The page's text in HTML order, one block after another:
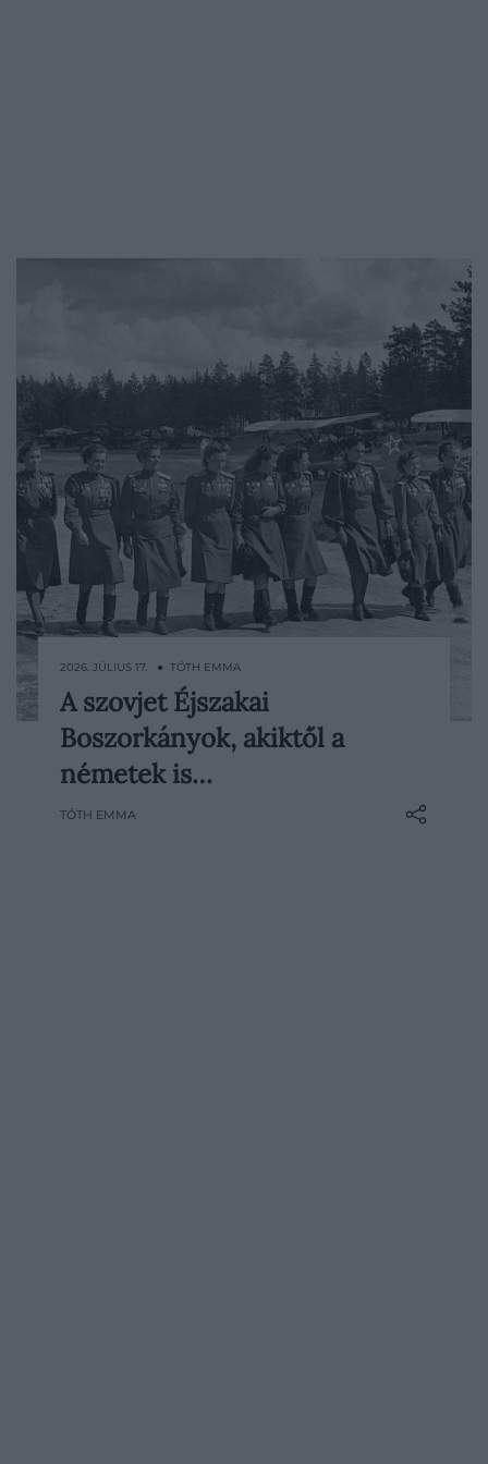
A második világháború keleti frontján egy
kizárólag nőkből álló szovjet repülőezred
lassú, vászonborítású gépekkel hajtott
gyakran leállított motorral siklottak a
2026. JÚLIUS 17. ● TÓTH EMMA
A szovjet Éjszakai
Boszorkányok, akiktől a
németek is…
TÓTH EMMA